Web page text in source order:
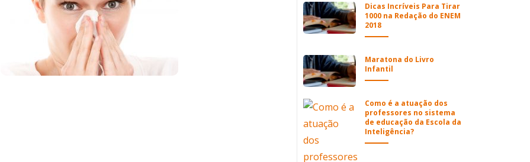
Dicas Incríveis Para Tirar
1000 na Redação do ENEM
2018
Maratona do Livro
Infantil
Como é a atuação dos
professores no sistema
de educação da Escola da
Inteligência?